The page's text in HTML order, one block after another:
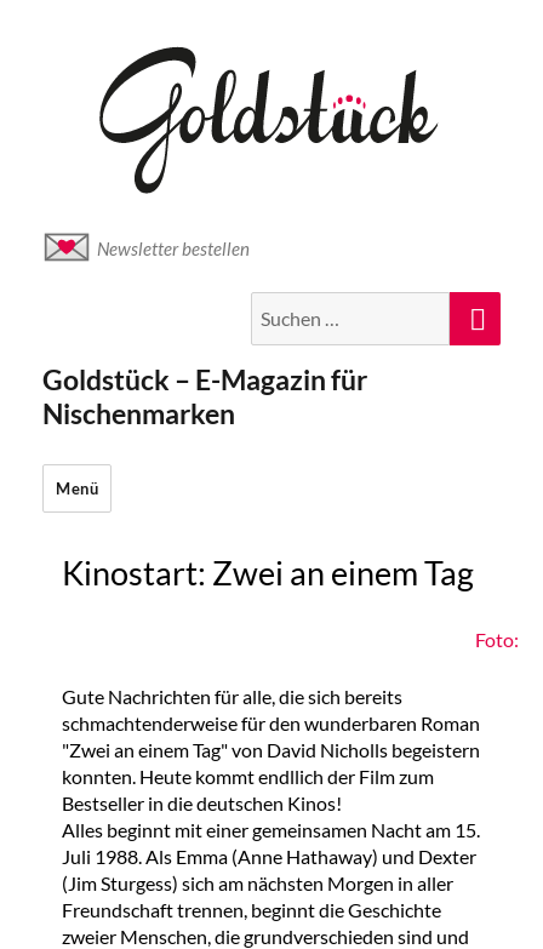
Newsletter bestellen
nach:
Goldstück – E-Magazin für
Nischenmarken
Menü
Kinostart: Zwei an einem Tag
Foto:
Gute Nachrichten für alle, die sich bereits
schmachtenderweise für den wunderbaren Roman
"Zwei an einem Tag" von David Nicholls begeistern
konnten. Heute kommt endllich der Film zum
Bestseller in die deutschen Kinos!
Alles beginnt mit einer gemeinsamen Nacht am 15.
Juli 1988. Als Emma (Anne Hathaway) und Dexter
(Jim Sturgess) sich am nächsten Morgen in aller
Freundschaft trennen, beginnt die Geschichte
zweier Menschen, die grundverschieden sind und